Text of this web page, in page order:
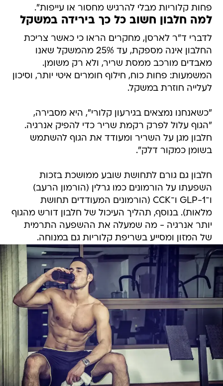
פחות קלוריות מבלי להרגיש מחסור או עייפות".
למה חלבון חשוב כל כך בירידה במשקל
לדברי ד"ר לארסן, מחקרים הראו כי כאשר צריכת
החלבון אינה מספקת, עד 25% מהמשקל שאנו
מאבדים מורכב ממסת שריר, ולא רק משומן.
המשמעות: פחות כוח, חילוף חומרים איטי יותר, וסיכון
לעלייה חוזרת במשקל.
"כשאנחנו נמצאים בגירעון קלורי", היא מסבירה,
"הגוף עלול לפרק רקמת שריר כדי להפיק אנרגיה.
חלבון מגן על השריר ומעודד את הגוף להשתמש
בשומן כמקור דלק".
חלבון גם גורם לתחושת שובע ממושכת בזכות
השפעתו על הורמונים כמו גרלין (הורמון הרעב)
ו־GLP-1 ו־CCK (הורמונים המעודדים תחושת
מלאות). בנוסף, תהליך העיכול של חלבון דורש מהגוף
יותר אנרגיה - מה שמעלה את ההשפעה התרמית
של המזון ומסייע בשריפת קלוריות גם במנוחה.